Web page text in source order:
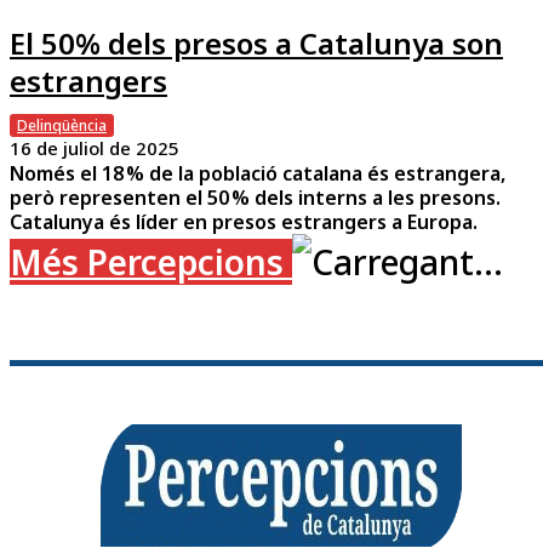
El 50% dels presos a Catalunya son
estrangers
Delinqüència
16 de juliol de 2025
Només el 18 % de la població catalana és estrangera,
però representen el 50 % dels interns a les presons.
Catalunya és líder en presos estrangers a Europa.
Més Percepcions